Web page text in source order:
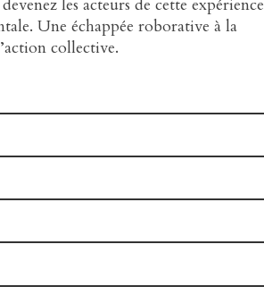
les acteurs de cette expérience
Une échappée roborative à la
collective.